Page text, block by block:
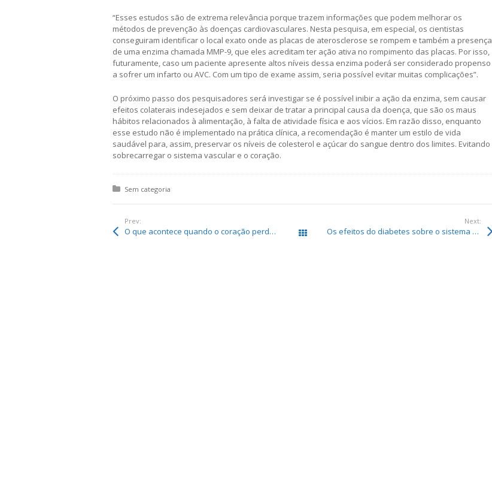
“Esses estudos são de extrema relevância porque trazem informações que podem melhorar os
métodos de prevenção às doenças cardiovasculares. Nesta pesquisa, em especial, os cientistas
conseguiram identificar o local exato onde as placas de aterosclerose se rompem e também a presença
de uma enzima chamada MMP-9, que eles acreditam ter ação ativa no rompimento das placas. Por isso,
futuramente, caso um paciente apresente altos níveis dessa enzima poderá ser considerado propenso
a sofrer um infarto ou AVC. Com um tipo de exame assim, seria possível evitar muitas complicações”.
O próximo passo dos pesquisadores será investigar se é possível inibir a ação da enzima, sem causar
efeitos colaterais indesejados e sem deixar de tratar a principal causa da doença, que são os maus
hábitos relacionados à alimentação, à falta de atividade física e aos vícios. Em razão disso, enquanto
esse estudo não é implementado na prática clínica, a recomendação é manter um estilo de vida
saudável para, assim, preservar os níveis de colesterol e açúcar do sangue dentro dos limites. Evitando
sobrecarregar o sistema vascular e o coração.
Posted in:
Sem categoria
Prev:
O que acontece quando o coração perde o ritmo? Todos os posts
Next:
Os efeitos do diabetes sobre o sistema cardiovascular